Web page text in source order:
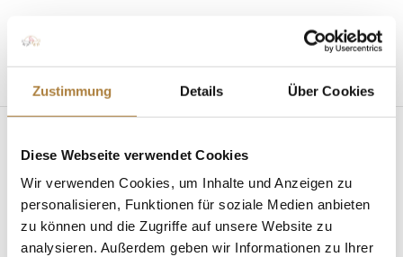
Zustimmung Details Über Cookies
Diese Webseite verwendet Cookies
Wir verwenden Cookies, um Inhalte und Anzeigen zu
personalisieren, Funktionen für soziale Medien anbieten
zu können und die Zugriffe auf unsere Website zu
analysieren. Außerdem geben wir Informationen zu Ihrer
Seite wählen
Talentpool: Tolle Förderung für Sophie Leube
vonJaqueline Kaldewey|13. Februar 2023|News,